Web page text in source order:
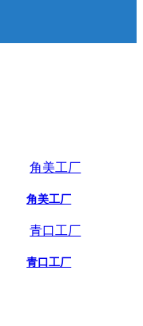
角美工厂
青口工厂